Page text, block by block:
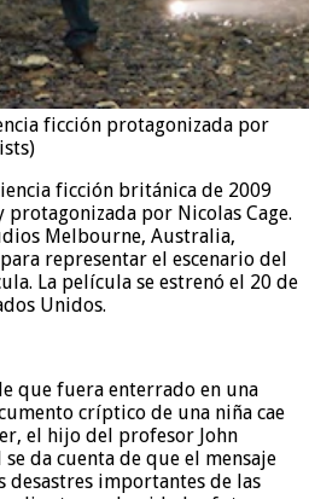
ficción protagonizada por
ficción británica de 2009
por Nicolas Cage.
Melbourne, Australia,
representar el escenario del
La película se estrenó el 20 de
Unidos.
que fuera enterrado en una
críptico de una niña cae
el hijo del profesor John
se da cuenta de que el mensaje
desastres importantes de las